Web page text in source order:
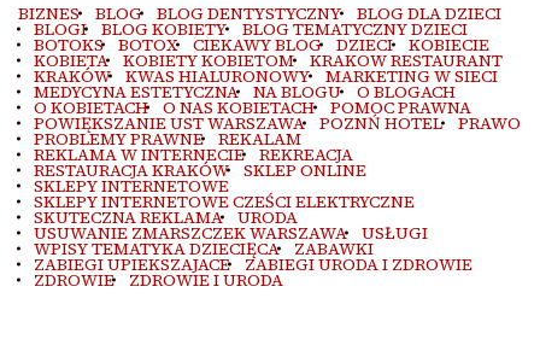
BIZNES BLOG BLOG DENTYSTYCZNY BLOG DLA DZIECI
BLOGI BLOG KOBIETY BLOG TEMATYCZNY DZIECI
BOTOKS BOTOX CIEKAWY BLOG DZIECI KOBIECIE
KOBIETA KOBIETY KOBIETOM KRAKOW RESTAURANT
KRAKÓW KWAS HIALURONOWY MARKETING W SIECI
MEDYCYNA ESTETYCZNA NA BLOGU O BLOGACH
O KOBIETACH O NAS KOBIETACH POMOC PRAWNA
POWIĘKSZANIE UST WARSZAWA POZNŃ HOTEL PRAWO
PROBLEMY PRAWNE REKALAM
REKLAMA W INTERNECIE REKREACJA
RESTAURACJA KRAKÓW SKLEP ONLINE
SKLEPY INTERNETOWE
SKLEPY INTERNETOWE CZEŚCI ELEKTRYCZNE
SKUTECZNA REKLAMA URODA
USUWANIE ZMARSZCZEK WARSZAWA USŁUGI
WPISY TEMATYKA DZIECIĘCA ZABAWKI
ZABIEGI UPIEKSZAJACE ZABIEGI URODA I ZDROWIE
ZDROWIE ZDROWIE I URODA